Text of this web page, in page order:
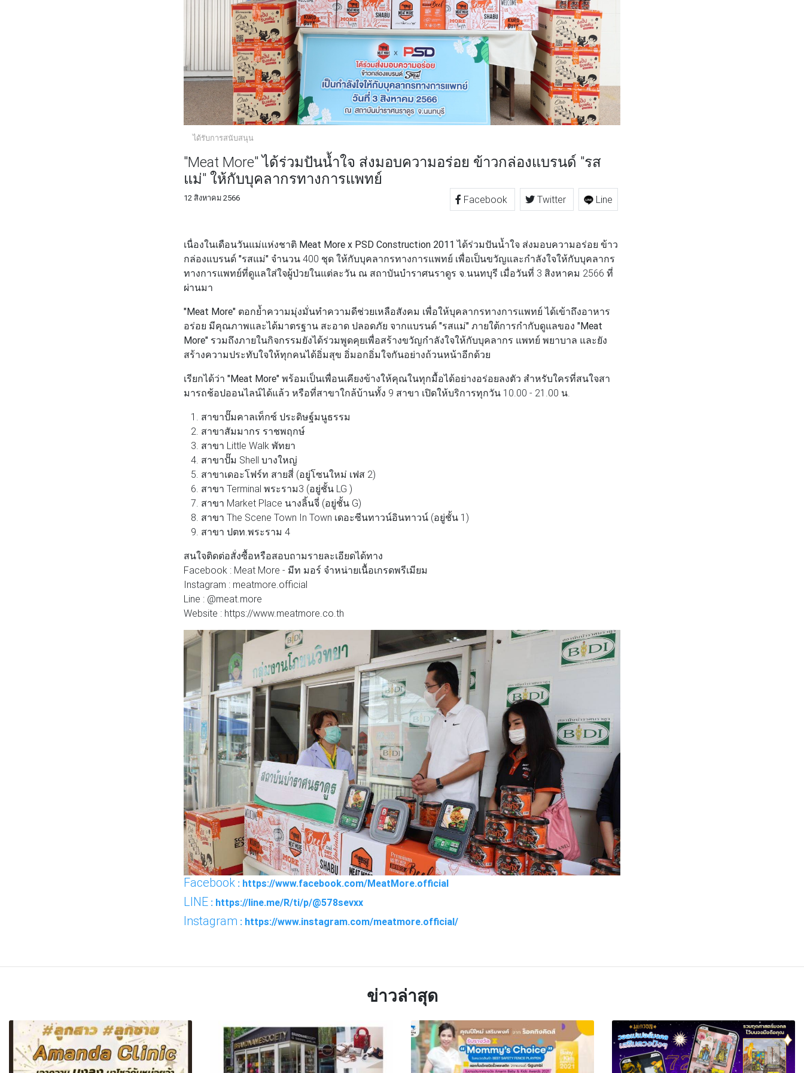
ได้รับการสนับสนุน
"Meat More" ได้ร่วมปันน้ำใจ ส่งมอบความอร่อย ข้าวกล่องแบรนด์ "รส
แม่" ให้กับบุคลากรทางการแพทย์
12 สิงหาคม 2566 Facebook Twitter
Line
เนื่องในเดือนวันแม่แห่งชาติ Meat More x PSD Construction 2011 ได้ร่วมปันน้ำใจ ส่งมอบความอร่อย ข้าว
กล่องแบรนด์ "รสแม่" จำนวน 400 ชุด ให้กับบุคลากรทางการแพทย์ เพื่อเป็นขวัญและกำลังใจให้กับบุคลากร
ทางการแพทย์ที่ดูแลใส่ใจผู้ป่วยในแต่ละวัน ณ สถาบันบำราศนราดูร จ.นนทบุรี เมื่อวันที่ 3 สิงหาคม 2566 ที่
ผ่านมา
"Meat More" ตอกย้ำความมุ่งมั่นทำความดีช่วยเหลือสังคม เพื่อให้บุคลากรทางการแพทย์ ได้เข้าถึงอาหาร
อร่อย มีคุณภาพและได้มาตรฐาน สะอาด ปลอดภัย จากแบรนด์ "รสแม่" ภายใต้การกำกับดูแลของ "Meat
More" รวมถึงภายในกิจกรรมยังได้ร่วมพูดคุยเพื่อสร้างขวัญกำลังใจให้กับบุคลากร แพทย์ พยาบาล และยัง
สร้างความประทับใจให้ทุกคนได้อิ่มสุข อิ่มอกอิ่มใจกันอย่างถ้วนหน้าอีกด้วย
เรียกได้ว่า "Meat More" พร้อมเป็นเพื่อนเคียงข้างให้คุณในทุกมื้อได้อย่างอร่อยลงตัว สำหรับใครที่สนใจสา
มารถช้อปออนไลน์ได้แล้ว หรือที่สาขาใกล้บ้านทั้ง 9 สาขา เปิดให้บริการทุกวัน 10.00 - 21.00 น.
1. สาขาปั๊มคาลเท็กซ์ ประดิษฐ์มนูธรรม
2. สาขาสัมมากร ราชพฤกษ์
3. สาขา Little Walk พัทยา
4. สาขาปั๊ม Shell บางใหญ่
5. สาขาเดอะโฟร์ท สายสี่ (อยู่โซนใหม่ เฟส 2)
6. สาขา Terminal พระราม3 (อยู่ชั้น LG )
7. สาขา Market Place นางลิ้นจี่ (อยู่ชั้น G)
8. สาขา The Scene Town In Town เดอะซีนทาวน์อินทาวน์ (อยู่ชั้น 1)
9. สาขา ปตท.พระราม 4
สนใจติดต่อสั่งซื้อหรือสอบถามรายละเอียดได้ทาง
Facebook : Meat More - มีท มอร์ จำหน่ายเนื้อเกรดพรีเมียม
Instagram : meatmore.official
Line : @meat.more
Website : https://www.meatmore.co.th
Facebook : https://www.facebook.com/MeatMore.official
LINE : https://line.me/R/ti/p/@578sevxx
Instagram : https://www.instagram.com/meatmore.official/
ข่าวล่าสุด